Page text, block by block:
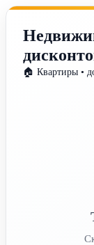
🏠 Квартиры •